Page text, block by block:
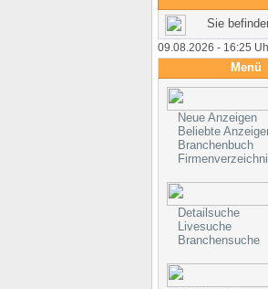
Sie
09.08.2026 - 16:25
Menü
Neue Anzeigen
Beliebte
Branchenbuch
Detailsuche
Livesuche
Branchensuche